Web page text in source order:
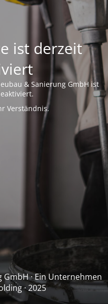
ist derzeit
& Sanierung GmbH ist
Verständnis.
· Ein Unternehmen
· 2025